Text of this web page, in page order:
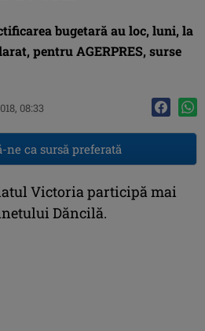
bugetară au loc, luni, la
pentru AGERPRES, surse
08:33
ne ca sursă preferată
Victoria participă mai
Dăncilă.